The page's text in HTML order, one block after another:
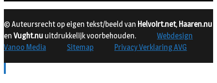
© Auteursrecht op eigen tekst/beeld van Helvoirt.net, Haaren.nu
en Vught.nu uitdrukkelijk voorbehouden.
Webdesign
Vanoo Media
Sitemap Privacy Verklaring AVG